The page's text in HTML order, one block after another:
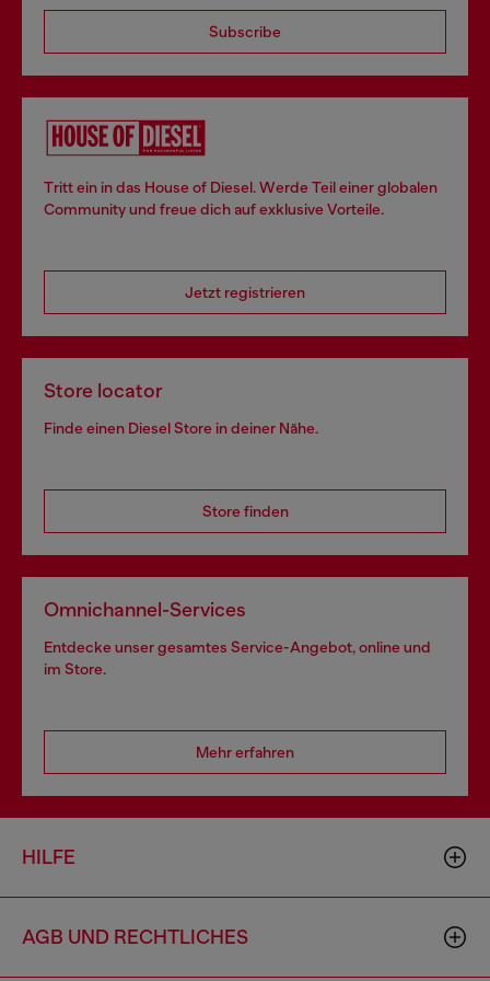
Subscribe
Tritt ein in das House of Diesel. Werde Teil einer globalen
Community und freue dich auf exklusive Vorteile.
Jetzt registrieren
Store locator
Finde einen Diesel Store in deiner Nähe.
Store finden
Omnichannel-Services
Entdecke unser gesamtes Service-Angebot, online und
im Store.
Mehr erfahren
HILFE
AGB UND RECHTLICHES